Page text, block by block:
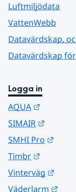
Luftmiljödata
VattenWebb
Datavärdskap,
Datavärdskap
Logga in
AQUA
SIMAIR
SMHI Pro
Timbr
Vinterväg
Väderlarm